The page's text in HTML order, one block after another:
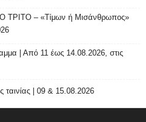
– «Τίμων ή Μισάνθρωπος»
| Από 11 έως 14.08.2026, στις
ταινίας | 09 & 15.08.2026